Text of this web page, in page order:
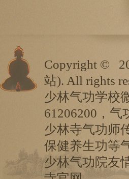
Copyright ©
站). All rights
少林气功学校
61206200，气
少林寺气功师
保健养生功等
少林气功院友